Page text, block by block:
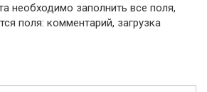
необходимо заполнить все поля,
поля: комментарий, загрузка